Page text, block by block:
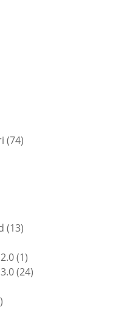
7474
1313
11
prodotto
2424
3